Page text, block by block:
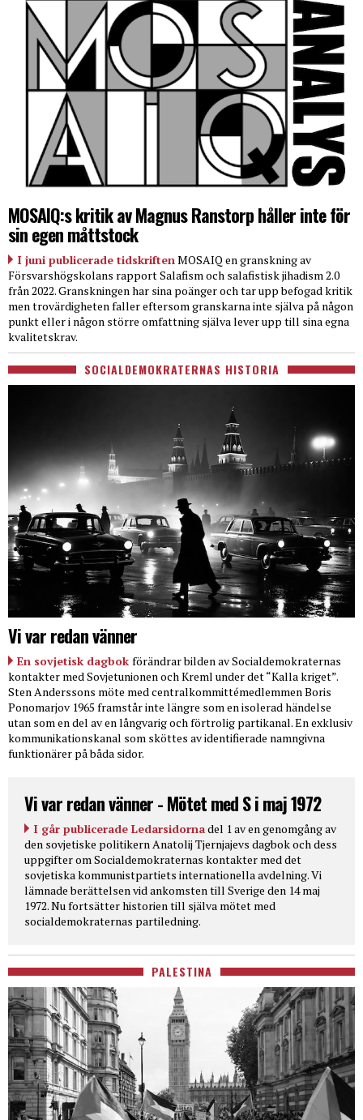
MOSAIQ:s kritik av Magnus Ranstorp håller inte för
sin egen måttstock
I juni publicerade tidskriften MOSAIQ en granskning av
Försvarshögskolans rapport Salafism och salafistisk jihadism 2.0
från 2022. Granskningen har sina poänger och tar upp befogad kritik
men trovärdigheten faller eftersom granskarna inte själva på någon
punkt eller i någon större omfattning själva lever upp till sina egna
kvalitetskrav.
SOCIALDEMOKRATERNAS HISTORIA
Vi var redan vänner
En sovjetisk dagbok förändrar bilden av Socialdemokraternas
kontakter med Sovjetunionen och Kreml under det “Kalla kriget”.
Sten Anderssons möte med centralkommittémedlemmen Boris
Ponomarjov 1965 framstår inte längre som en isolerad händelse
utan som en del av en långvarig och förtrolig partikanal. En exklusiv
kommunikationskanal som sköttes av identifierade namngivna
funktionärer på båda sidor.
Vi var redan vänner - Mötet med S i maj 1972
I går publicerade Ledarsidornadel 1 av en genomgång av
den sovjetiske politikern Anatolij Tjernjajevs dagbok och dess
uppgifter om Socialdemokraternas kontakter med det
sovjetiska kommunistpartiets internationella avdelning. Vi
lämnade berättelsen vid ankomsten till Sverige den 14 maj
1972. Nu fortsätter historien till själva mötet med
socialdemokraternas partiledning.
PALESTINA